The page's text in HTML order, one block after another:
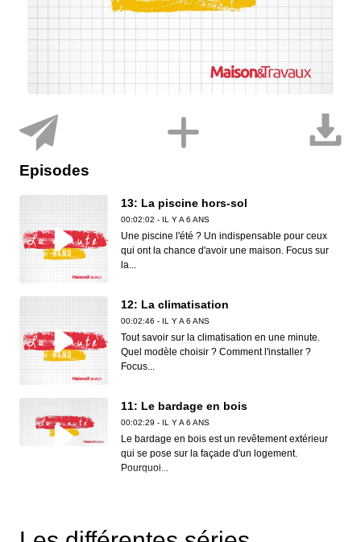
Episodes
13: La piscine hors-sol
00:02:02 - IL Y A 6 ANS
Une piscine l'été ? Un indispensable pour ceux
qui ont la chance d'avoir une maison. Focus sur
la...
12: La climatisation
00:02:46 - IL Y A 6 ANS
Tout savoir sur la climatisation en une minute.
Quel modèle choisir ? Comment l'installer ?
Focus...
11: Le bardage en bois
00:02:29 - IL Y A 6 ANS
Le bardage en bois est un revêtement extérieur
qui se pose sur la façade d'un logement.
Pourquoi...
L’isolation est sûrement le secteur du bâtiment le